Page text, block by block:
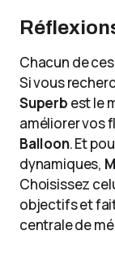
Chacun de
Si vous
Superb est le
améliorer vos
Balloon. Et
dynamiques,
Choisissez
objectifs et
centrale de